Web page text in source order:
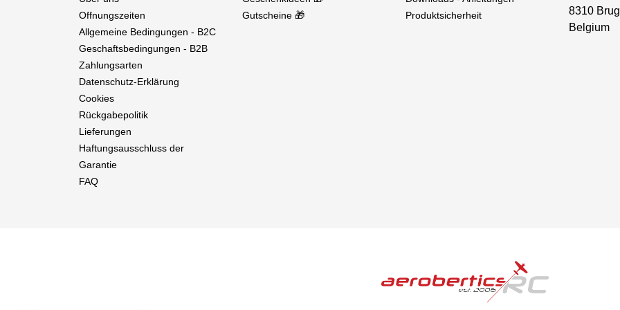
Offnungszeiten
Allgemeine Bedingungen - B2C
Geschaftsbedingungen - B2B
Zahlungsarten
Datenschutz-Erklärung
Cookies
Rückgabepolitik
Lieferungen
Haftungsausschluss der
Garantie
FAQ
Gutscheine 🎁
Produktsicherheit
8310
Belgium